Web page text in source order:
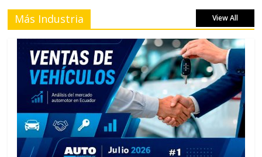
Más Industria View All